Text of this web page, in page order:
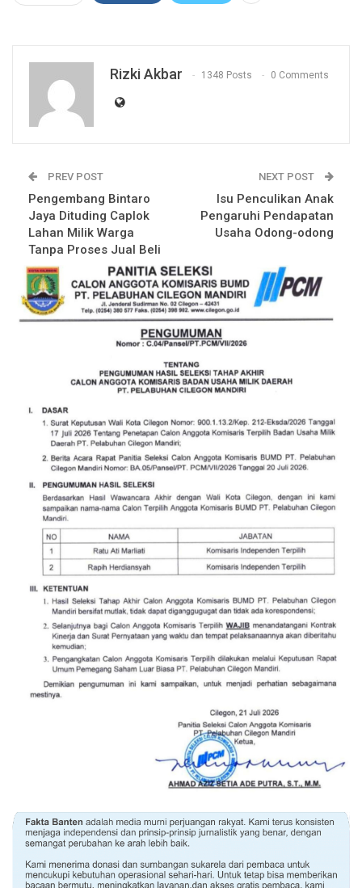
Rizki Akbar 1348 Posts 0 Comments
PREV POST
Pengembang Bintaro
Jaya Dituding Caplok
Lahan Milik Warga
Tanpa Proses Jual Beli
NEXT POST
Isu Penculikan Anak
Pengaruhi Pendapatan
Usaha Odong-odong